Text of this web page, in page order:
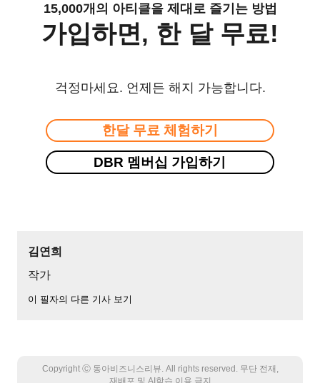
15,000개의 아티클을 제대로 즐기는 방법
가입하면, 한 달 무료!
걱정마세요. 언제든 해지 가능합니다.
한달 무료 체험하기
DBR 멤버십 가입하기
김연희
작가
이 필자의 다른 기사 보기
Copyright Ⓒ 동아비즈니스리뷰. All rights reserved. 무단 전재,
재배포 및 AI학습 이용 금지